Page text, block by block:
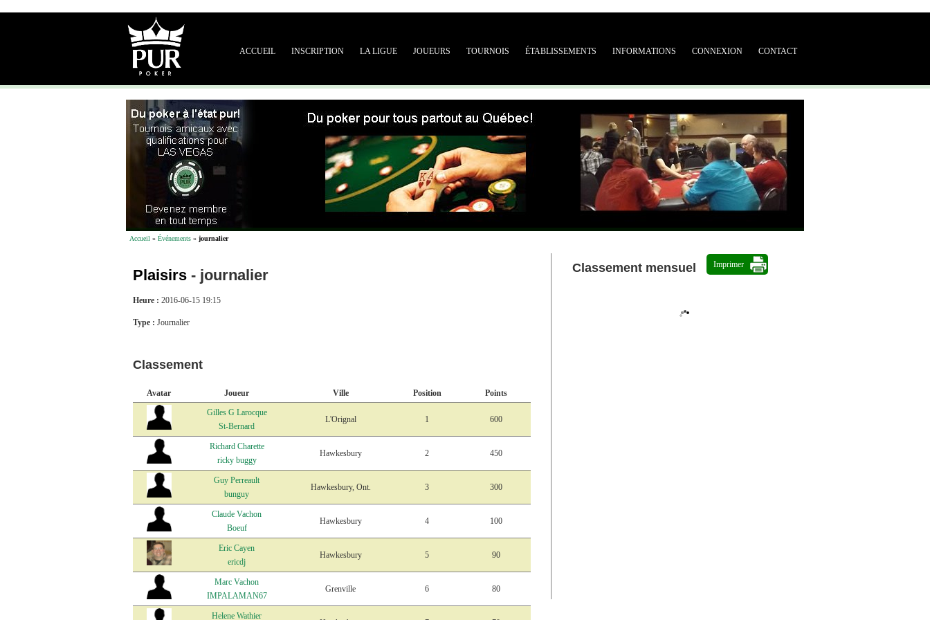
ACCUEIL INSCRIPTION LA LIGUE JOUEURS TOURNOIS ÉTABLISSEMENTS INFORMATIONS CONNEXION CONTACT
Accueil » Événements » journalier
Plaisirs - journalier
Heure : 2016-06-15 19:15
Type : Journalier
Classement
Avatar Joueur Ville Position
Points
Gilles G Larocque
St-Bernard
L'Orignal 1 600
Richard Charette
ricky buggy
Hawkesbury 2 450
Guy Perreault
bunguy
Hawkesbury, Ont. 3 300
Claude Vachon
Boeuf
Hawkesbury 4 100
Eric Cayen
ericdj
Hawkesbury 5 90
Marc Vachon
IMPALAMAN67
Grenville 6 80
Helene Wathier
Classement mensuel Imprimer